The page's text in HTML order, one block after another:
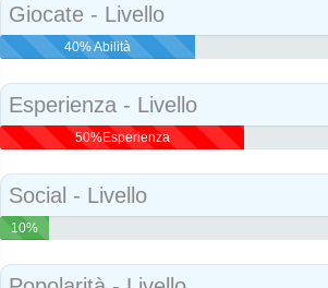
Giocate - Livello
40% Abilità
Esperienza - Livello
50%Esperienza
Social - Livello
10%